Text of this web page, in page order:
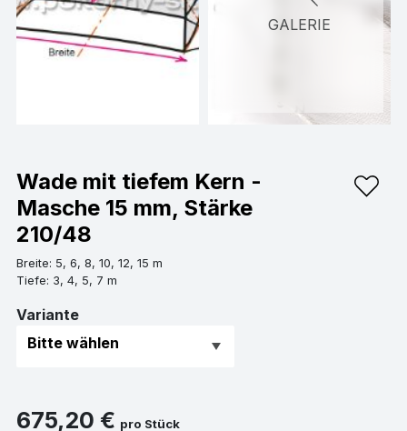
GALERIE
Wade mit tiefem Kern -
Masche 15 mm, Stärke
210/48
Breite: 5, 6, 8, 10, 12, 15 m
Tiefe: 3, 4, 5, 7 m
Variante
675,20 € pro Stück